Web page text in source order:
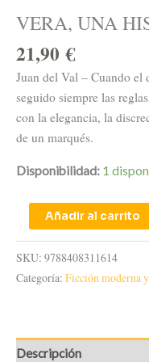
VERA, UNA
21,90€
Juan del Val – Cuando el
seguido siempre las
con la elegancia, la
de un marqués.
Disponibilidad: 1
Añadir al carrito
SKU: 9788408311614
Categoría: Ficción moderna
Descripción